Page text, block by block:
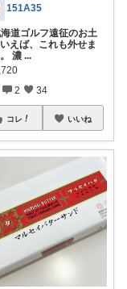
151A35
道ゴルフ遠征のお土
えば、これも外せま
濃 ...
2 34
コレ いいね